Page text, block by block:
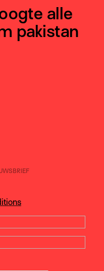
alle
pakistan